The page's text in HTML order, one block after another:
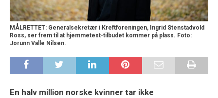
MÅLRETTET: Generalsekretær i Kreftforeningen, Ingrid Stenstadvold
Ross, ser frem til at hjemmetest-tilbudet kommer på plass. Foto:
Jorunn Valle Nilsen.
En halv million norske kvinner tar ikke